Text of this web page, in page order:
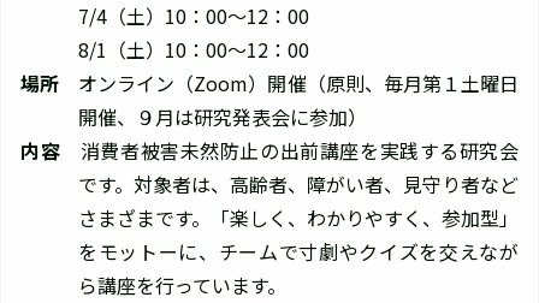
7/4（土）10：00～12：00
8/1（土）10：00～12：00
場所 オンライン（Zoom）開催（原則、毎月第１土曜日
開催、９月は研究発表会に参加）
内容 消費者被害未然防止の出前講座を実践する研究会
です。対象者は、高齢者、障がい者、見守り者など
さまざまです。「楽しく、わかりやすく、参加型」
をモットーに、チームで寸劇やクイズを交えなが
ら講座を行っています。